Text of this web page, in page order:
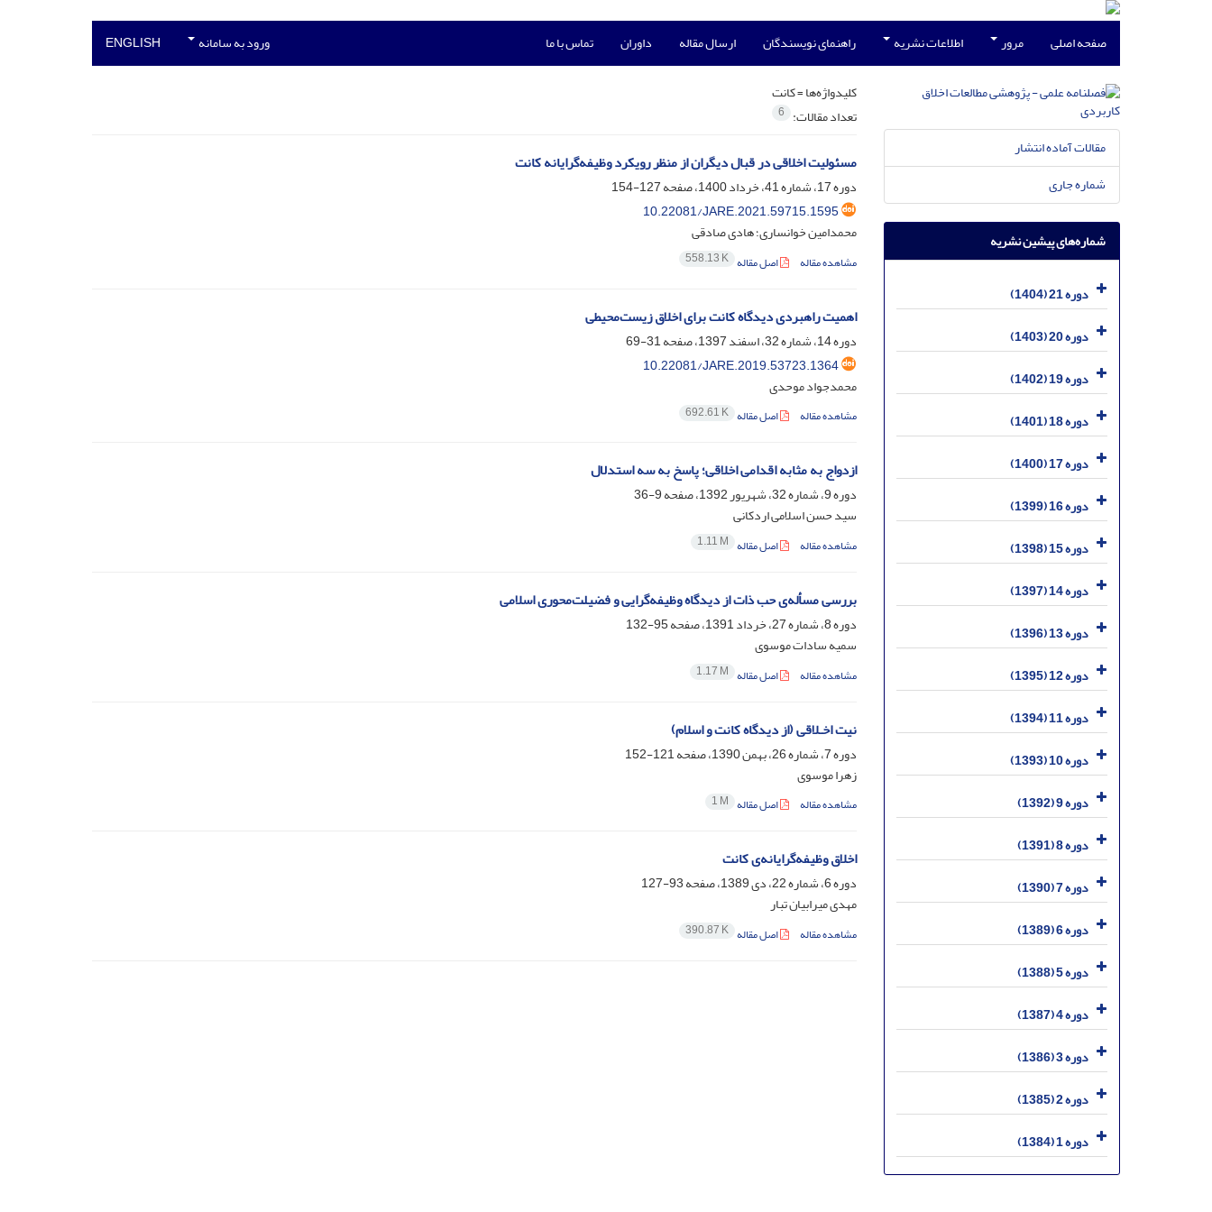
صفحه اصلی مرور اطلاعات نشریه راهنمای نویسندگان ارسال مقاله داوران تماس با ما ورود به سامانه ENGLISH
کلیدواژه‌ها =کانت
تعداد مقالات: 6
مسئولیت اخلاقی در قبال دیگران از منظر رویکرد وظیفه‌گرایانه کانت
دوره 17، شماره 41، خرداد 1400، صفحه
127-154
10.22081/JARE.2021.59715.1595
محمدامین خوانساری؛ هادی صادقی
مشاهده مقاله اصل مقاله 558.13 K
اهمیت راهبردی دیدگاه کانت برای اخلاق زیست‌محیطی
دوره 14، شماره 32، اسفند 1397، صفحه
31-69
10.22081/JARE.2019.53723.1364
محمدجواد موحدی
مشاهده مقاله اصل مقاله 692.61 K
ازدواج به مثابه اقدامی اخلاقی؛ پاسخ به سه استدلال
دوره 9، شماره 32، شهریور 1392، صفحه
9-36
سید حسن اسلامی اردکانی
مشاهده مقاله اصل مقاله 1.11 M
بررسی مسأله‌ی حب ذات از دیدگاه وظیفه‌گرایی و فضیلت‌محوری اسلامی
دوره 8، شماره 27، خرداد 1391، صفحه
95-132
سمیه سادات موسوی
مشاهده مقاله اصل مقاله 1.17 M
نیت اخـلاقی (از دیدگاه کانت و اسلام)
دوره 7، شماره 26، بهمن 1390، صفحه
121-152
زهرا موسوی
مشاهده مقاله اصل مقاله 1 M
اخلاق وظیفه‌گرایانه‌ی کانت
دوره 6، شماره 22، دی 1389، صفحه
93-127
مهدی میرابیان تبار
مشاهده مقاله اصل مقاله 390.87 K
مقالات آماده انتشار
شماره جاری
شماره‌های پیشین نشریه
دوره 21 (1404)
دوره 20 (1403)
دوره 19 (1402)
دوره 18 (1401)
دوره 17 (1400)
دوره 16 (1399)
دوره 15 (1398)
دوره 14 (1397)
دوره 13 (1396)
دوره 12 (1395)
دوره 11 (1394)
دوره 10 (1393)
دوره 9 (1392)
دوره 8 (1391)
دوره 7 (1390)
دوره 6 (1389)
دوره 5 (1388)
دوره 4 (1387)
دوره 3 (1386)
دوره 2 (1385)
دوره 1 (1384)